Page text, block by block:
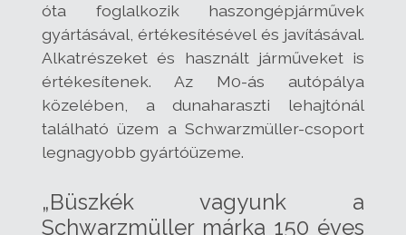
óta foglalkozik haszongépjárművek
gyártásával, értékesítésével és javításával.
Alkatrészeket és használt járműveket is
értékesítenek. Az M0-ás autópálya
közelében, a dunaharaszti lehajtónál
található üzem a Schwarzmüller-csoport
legnagyobb gyártóüzeme.
„Büszkék vagyunk a
Schwarzmüller márka 150 éves